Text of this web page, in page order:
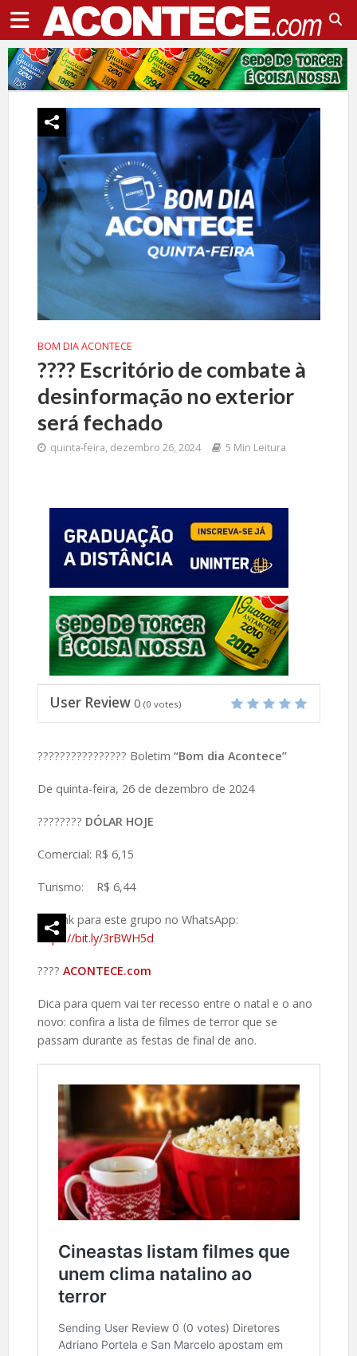
BOM DIA ACONTECE
????️ Escritório de combate à
desinformação no exterior
será fechado
quinta-feira, dezembro 26, 2024 5 Min Leitura
User Review 0 (0 votes)
???????????????? Boletim “Bom dia Acontece”
De quinta-feira, 26 de dezembro de 2024
????️???? DÓLAR HOJE
Comercial: R$ 6,15
Turismo: R$ 6,44
Link para este grupo no WhatsApp:
https://bit.ly/3rBWH5d
????️ ACONTECE.com
Dica para quem vai ter recesso entre o natal e o ano
novo: confira a lista de filmes de terror que se
passam durante as festas de final de ano.